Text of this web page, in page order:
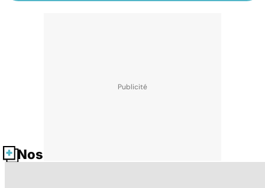
Nos fiches santé